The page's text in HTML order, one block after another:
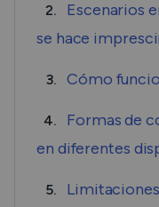
2.
Escenarios
se hace
3. Cómo
4.
Formas de
en diferentes
5.